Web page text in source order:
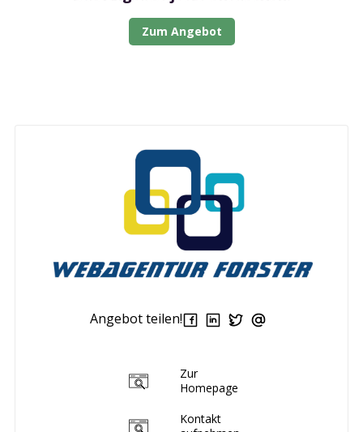
Zum Angebot
Angebot teilen!
Zur
Homepage
Kontakt